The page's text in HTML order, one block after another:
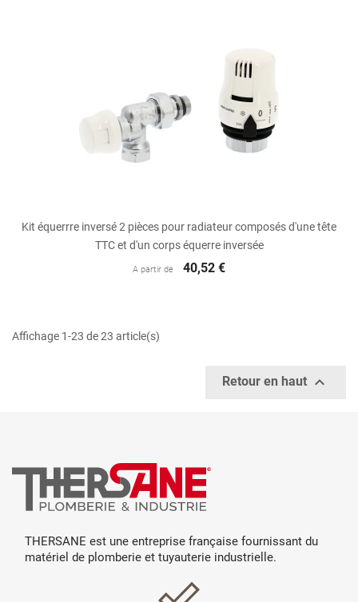
Kit équerrre inversé 2 pièces pour radiateur composés d'une tête
TTC et d'un corps équerre inversée
A partir de 40,52 €
Affichage 1-23 de 23 article(s)
Retour en haut 
THERSANE est une entreprise française fournissant du
matériel de plomberie et tuyauterie industrielle.